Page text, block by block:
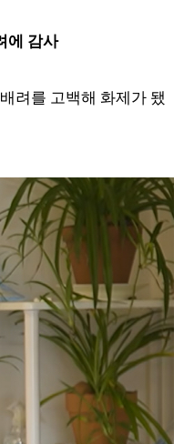
에 감사
려를 고백해 화제가 됐